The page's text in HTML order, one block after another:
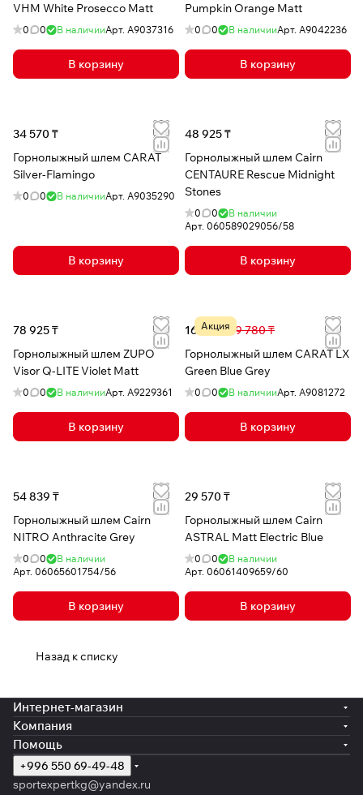
VHM White Prosecco Matt
0 0 В наличииАрт. A9037316
В корзину
Pumpkin Orange Matt
0 0 В наличииАрт. A9042236
В корзину
34 570 ₸
Горнолыжный шлем CARAT
Silver-Flamingo
0 0 В наличииАрт. A9035290
В корзину
48 925 ₸
Горнолыжный шлем Cairn
CENTAURE Rescue Midnight
Stones
0 0
В наличии
Арт. 060589029056/58
В корзину
78 925 ₸
Горнолыжный шлем ZUPO
Visor Q-LITE Violet Matt
0 0 В наличииАрт. A9229361
В корзину
Акция
16 124 ₸39 780 ₸
Горнолыжный шлем CARAT LX
Green Blue Grey
0 0 В наличииАрт. A9081272
В корзину
54 839 ₸
Горнолыжный шлем Cairn
NITRO Anthracite Grey
0 0
В наличии
Арт. 06065601754/56
В корзину
29 570 ₸
Горнолыжный шлем Cairn
ASTRAL Matt Electric Blue
0 0
В наличии
Арт. 06061409659/60
В корзину
Назад к списку
Интернет-магазин
Компания
Помощь
+996 550 69-49-48
sportexpertkg@yandex.ru